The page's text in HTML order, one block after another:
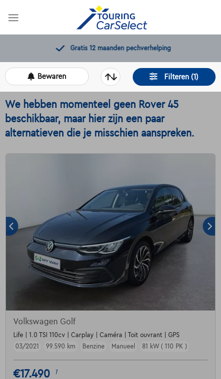
Gratis 12 maanden pechverhelping
Filteren (1)
Bewaren
We hebben momenteel geen Rover 45
beschikbaar, maar hier zijn een paar
alternatieven die je misschien aanspreken.
Volkswagen Golf
Life | 1.0 TSI 110cv | Carplay | Caméra | Toit ouvrant | GPS
03/2021
99.590 km Benzine Manueel 81 kW ( 110 PK )
€17.490 1